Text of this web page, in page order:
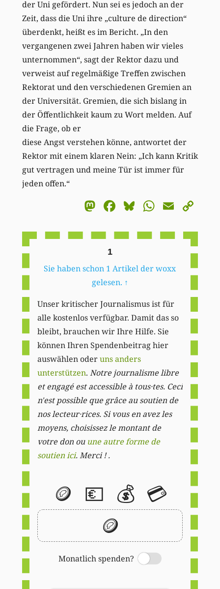
der Uni gefördert. Nun sei es jedoch an der
Zeit, dass die Uni ihre „culture de direction“
überdenkt, heißt es im Bericht. „In den
vergangenen zwei Jahren haben wir vieles
unternommen“, sagt der Rektor dazu und
verweist auf regelmäßige Treffen zwischen
Rektorat und den verschiedenen Gremien an
der Universität. Gremien, die sich bislang in
der Öffentlichkeit kaum zu Wort melden. Auf
die Frage, ob er
diese Angst verstehen könne, antwortet der
Rektor mit einem klaren Nein: „Ich kann Kritik
gut vertragen und meine Tür ist immer für
jeden offen.“
Mastodon
Facebook
BlueskyEmail
1
Sie haben schon 1 Artikel der woxx
gelesen. ↑
Unser kritischer Journalismus ist für
alle kostenlos verfügbar. Damit das so
bleibt, brauchen wir Ihre Hilfe. Sie
können Ihren Spendenbeitrag hier
auswählen oderuns anders
unterstützen. Notre journalisme libre
et engagé est accessible à tous·tes. Ceci
n'est possible que grâce au soutien de
nos lecteur·rices. Si vous en avez les
moyens, choisissez le montant de
votre don ou une autre forme de
soutien ici. Merci ! .
🪙 💶 💰 💳
🪙
Monatlich spenden?
Switch